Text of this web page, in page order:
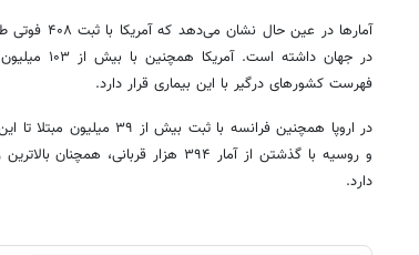
آمارها در
فهرست کشورهای درگیر با این بیماری قرار دارد.
در اروپا همچنین فرانسه با
و روسیه با گذشتن از آمار ۳۹۴ هزار
دارد.